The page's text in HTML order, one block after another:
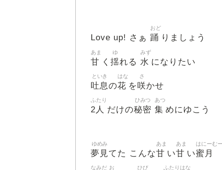
Love up! さぁ 踊
おど
りましょう
甘
あま
く 揺
ゆ
れる 水
みず
になりたい
吐息
といき
の花
はな
を咲
さ
かせ
2人
ふたり
だけの秘密
ひみつ
集
あつ
めにゆこう
夢見
ゆめみ
てた こんな甘
あま
い甘
あま
い蜜月
はにーむ
なみだ お ひび ふたり はな